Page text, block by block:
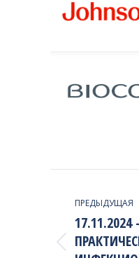
ПРЕДЫДУЩАЯ
Previous